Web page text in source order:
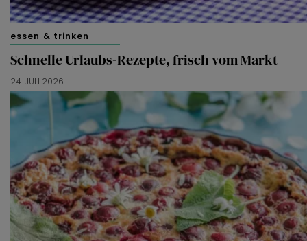
essen & trinken
Schnelle Urlaubs-Rezepte, frisch vom Markt
24. JULI 2026